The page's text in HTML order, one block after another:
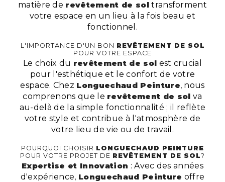
matière de revêtement de soltransforment
votre espace en un lieu à la fois beau et
fonctionnel.
L'IMPORTANCE D'UN BON REVÊTEMENT DE SOL
POUR VOTRE ESPACE
Le choix du revêtement de sol est crucial
pour l'esthétique et le confort de votre
espace. Chez Longuechaud Peinture, nous
comprenons que le revêtement de sol va
au-delà de la simple fonctionnalité ; il reflète
votre style et contribue à l'atmosphère de
votre lieu de vie ou de travail.
POURQUOI CHOISIR LONGUECHAUD PEINTURE
POUR VOTRE PROJET DE REVÊTEMENT DE SOL?
Expertise et Innovation : Avec des années
d'expérience, Longuechaud Peinture offre